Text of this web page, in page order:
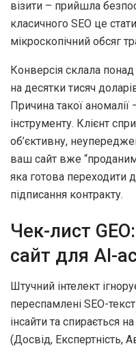
візити – прийшла
класичного SEO це
мікроскопічний обсяг
Конверсія склала
на десятки тисяч
Причина такої
інструменту. Клієнт
об’єктивну,
ваш сайт вже
яка готова переходити
підписання контракту.
Чек-лист
сайт для AI-
Штучний інтелект
переспамлені SEO-
інсайти та спирається
(Досвід, Експертність,